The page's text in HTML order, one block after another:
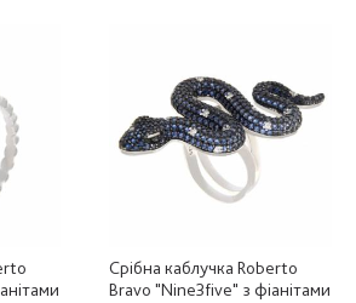
Срібна каблучка Roberto
Bravo "Nine3five" з фіанітами